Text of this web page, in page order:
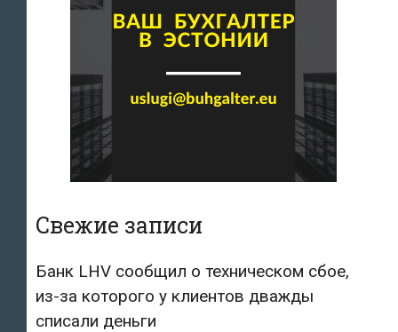
Свежие записи
Банк LHV сообщил о техническом сбое,
из-за которого у клиентов дважды
списали деньги